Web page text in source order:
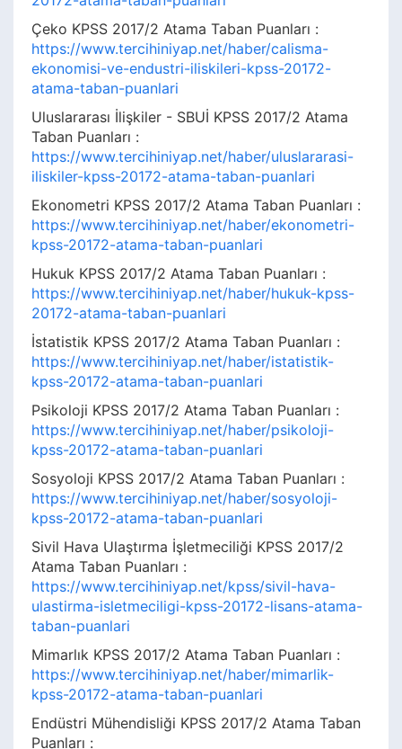
Çeko KPSS 2017/2 Atama Taban Puanları :
https://www.tercihiniyap.net/haber/calisma-
ekonomisi-ve-endustri-iliskileri-kpss-20172-
atama-taban-puanlari
Uluslararası İlişkiler - SBUİ KPSS 2017/2 Atama
Taban Puanları :
https://www.tercihiniyap.net/haber/uluslararasi-
iliskiler-kpss-20172-atama-taban-puanlari
Ekonometri KPSS 2017/2 Atama Taban Puanları :
https://www.tercihiniyap.net/haber/ekonometri-
kpss-20172-atama-taban-puanlari
Hukuk KPSS 2017/2 Atama Taban Puanları :
https://www.tercihiniyap.net/haber/hukuk-kpss-
20172-atama-taban-puanlari
İstatistik KPSS 2017/2 Atama Taban Puanları :
https://www.tercihiniyap.net/haber/istatistik-
kpss-20172-atama-taban-puanlari
Psikoloji KPSS 2017/2 Atama Taban Puanları :
https://www.tercihiniyap.net/haber/psikoloji-
kpss-20172-atama-taban-puanlari
Sosyoloji KPSS 2017/2 Atama Taban Puanları :
https://www.tercihiniyap.net/haber/sosyoloji-
kpss-20172-atama-taban-puanlari
Sivil Hava Ulaştırma İşletmeciliği KPSS 2017/2
Atama Taban Puanları :
https://www.tercihiniyap.net/kpss/sivil-hava-
ulastirma-isletmeciligi-kpss-20172-lisans-atama-
taban-puanlari
Mimarlık KPSS 2017/2 Atama Taban Puanları :
https://www.tercihiniyap.net/haber/mimarlik-
kpss-20172-atama-taban-puanlari
Endüstri Mühendisliği KPSS 2017/2 Atama Taban
Puanları :